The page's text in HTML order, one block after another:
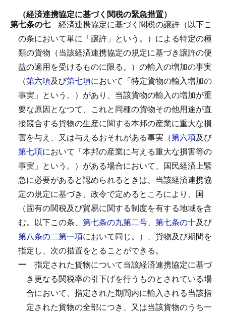
（経済連携協定に基づく関税の緊急措置）
第七条の七
経済連携協定に基づく関税の譲許（以下こ
の条において単に「譲許」という。）による特定の種
類の貨物（当該経済連携協定の規定に基づき譲許の便
益の適用を受けるものに限る。）の輸入の増加の事実
（第六項及び第七項において「特定貨物の輸入増加の
事実」という。）があり、当該貨物の輸入の増加が重
要な原因となつて、これと同種の貨物その他用途が直
接競合する貨物の生産に関する本邦の産業に重大な損
害を与え、又は与えるおそれがある事実（第六項及び
第七項において「本邦の産業に与える重大な損害等の
事実」という。）がある場合において、国民経済上緊
急に必要があると認められるときは、当該経済連携協
定の規定に基づき、政令で定めるところにより、国
（固有の関税及び貿易に関する制度を有する地域を含
む。以下この条、 第七条の九第二号、 第七条の十及び
第八条の二第一項において同じ。）、貨物及び期間を
指定し、次の措置をとることができる。
一
指定された貨物について当該経済連携協定に基づ
き更なる関税率の引下げを行うものとされている場
合において、指定された期間内に輸入される当該指
定された貨物の全部につき、又は当該貨物のうち一